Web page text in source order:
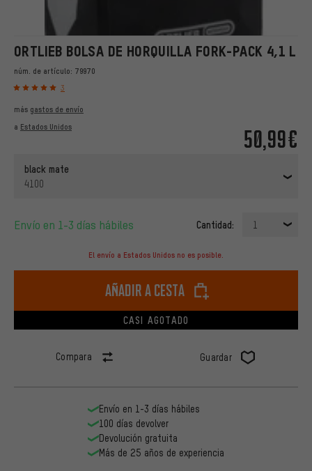
ORTLIEB BOLSA DE HORQUILLA FORK-PACK 4,1 L
núm. de artículo: 79970
3
50,99€
más gastos de envío
a Estados Unidos
black mate
4100
Envío en 1-3 días hábiles Cantidad: 1
El envío a Estados Unidos no es posible.
Añadir a cesta
CASI AGOTADO
Compara Guardar
Envío en 1-3 días hábiles
100 días devolver
Devolución gratuita
Más de 25 años de experiencia